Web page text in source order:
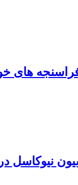
فراسنجه
نیوکاسل